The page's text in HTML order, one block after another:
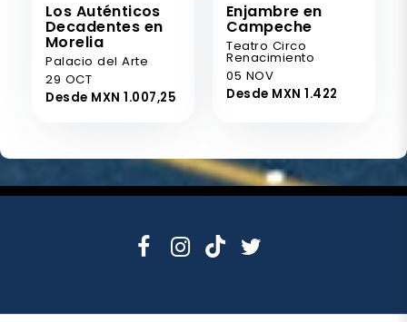
Los Auténticos
Decadentes en
Morelia
Palacio del Arte
29 OCT
Desde MXN 1.007,25
Enjambre en
Campeche
Teatro Circo
Renacimiento
05 NOV
Desde MXN 1.422